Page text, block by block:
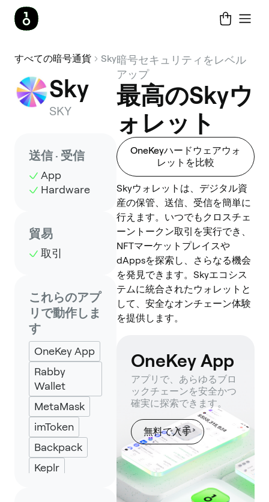
すべての暗号通貨 Sky
Sky
SKY
送信 · 受信
App
Hardware
貿易
取引
これらのアプ
リで動作しま
す
OneKey App
Rabby
Wallet
MetaMask
imToken
Backpack
Keplr
暗号セキュリティをレベル
アップ
最高のSkyウ
ォレット
OneKeyハードウェアウォ
レットを比較
Skyウォレットは、デジタル資
産の保管、送信、受信を簡単に
行えます。いつでもクロスチェ
ーントークン取引を実行でき、
NFTマーケットプレイスや
dAppsを探索し、さらなる機会
を発見できます。Skyエコシス
テムに統合されたウォレットと
して、安全なオンチェーン体験
を提供します。
OneKey App
アプリで、あらゆるブロ
ックチェーンを安全かつ
確実に探索できます。
無料で入手